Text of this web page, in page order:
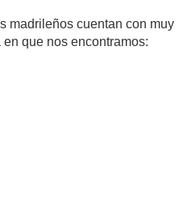
madrileños cuentan con muy
que nos encontramos: